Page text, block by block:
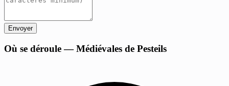
Envoyer
Où se déroule — Médiévales de Pesteils